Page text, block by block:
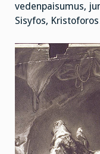
vedenpaisumus,
Sisyfos,